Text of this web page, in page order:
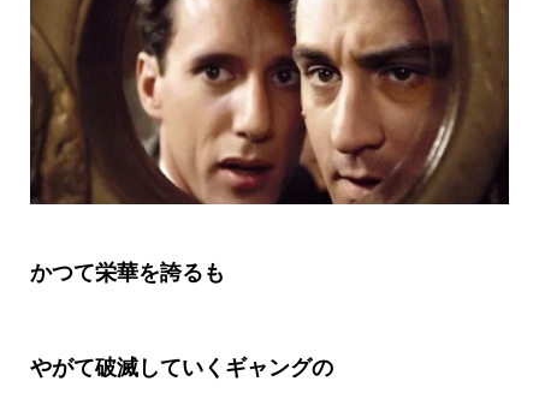
かつて栄華を誇るも
やがて破滅していくギャングの